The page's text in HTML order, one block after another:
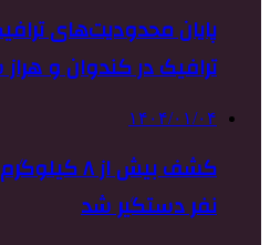
پایان محدودیت‌های
ترافیک در کندوان و
۱۴۰۴/۰۱/۰۴
کشف بیش از
نفر دستگیر شد